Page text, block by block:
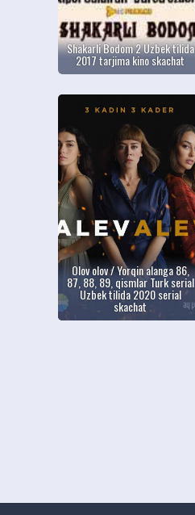
Shakarli Bodom 2 Uzbek tilida
2017 tarjima kino skachat
Olov olov / Yorqin alanga 86,
87, 88, 89, qismlar Turk serial
Uzbek tilida 2020 serial
skachat